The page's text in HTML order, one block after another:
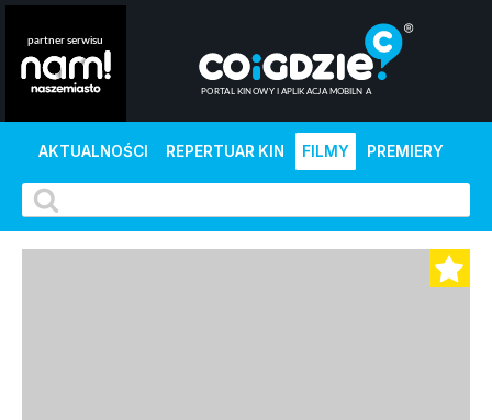
AKTUALNOŚCI REPERTUAR KIN FILMY PREMIERY